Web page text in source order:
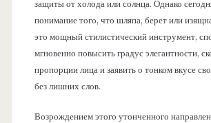
защиты от холода или солнца. Однако
понимание того, что шляпа, берет или
это мощный стилистический инструмент,
мгновенно повысить градус элегантности,
пропорции лица и заявить о тонком вкусе
без лишних слов.
Возрождением этого утонченного